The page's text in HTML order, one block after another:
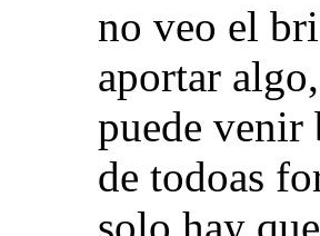
no veo el
aportar
puede venir
de todoas
solo hay